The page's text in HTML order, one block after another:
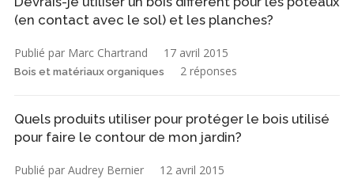
(en contact avec le sol) et les planches?
Publié par Marc Chartrand 17 avril 2015
Bois et matériaux organiques 2 réponses
Quels produits utiliser pour protéger le bois utilisé
pour faire le contour de mon jardin?
Publié par Audrey Bernier 12 avril 2015